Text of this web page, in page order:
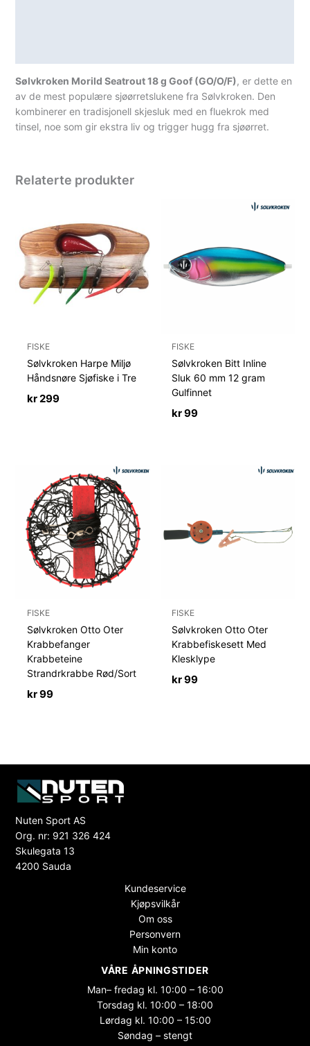
Sølvkroken Morild Seatrout 18 g Goof (GO/O/F), er dette en
av de mest populære sjøørretslukene fra Sølvkroken. Den
kombinerer en tradisjonell skjesluk med en fluekrok med
tinsel, noe som gir ekstra liv og trigger hugg fra sjøørret.
Relaterte produkter
FISKE
Sølvkroken Harpe Miljø
Håndsnøre Sjøfiske i Tre
kr299
FISKE
Sølvkroken Bitt Inline
Sluk 60 mm 12 gram
Gulfinnet
kr99
FISKE
Sølvkroken Otto Oter
Krabbefanger
Krabbeteine
Strandrkrabbe Rød/Sort
kr99
FISKE
Sølvkroken Otto Oter
Krabbefiskesett Med
Klesklype
kr99
Nuten Sport AS
Org. nr: 921 326 424
Skulegata 13
4200 Sauda
Kundeservice
Kjøpsvilkår
Om oss
Personvern
Min konto
VÅRE ÅPNINGSTIDER
Man– fredag kl. 10:00 – 16:00
Torsdag kl. 10:00 – 18:00
Lørdag kl. 10:00 – 15:00
Søndag – stengt